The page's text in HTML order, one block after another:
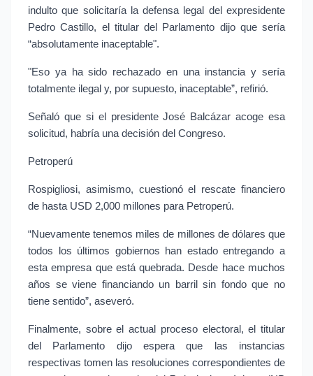
indulto que solicitaría la defensa legal del expresidente
Pedro Castillo, el titular del Parlamento dijo que sería
“absolutamente inaceptable".
"Eso ya ha sido rechazado en una instancia y sería
totalmente ilegal y, por supuesto, inaceptable”, refirió.
Señaló que si el presidente José Balcázar acoge esa
solicitud, habría una decisión del Congreso.
Petroperú
Rospigliosi, asimismo, cuestionó el rescate financiero
de hasta USD 2,000 millones para Petroperú.
“Nuevamente tenemos miles de millones de dólares que
todos los últimos gobiernos han estado entregando a
esta empresa que está quebrada. Desde hace muchos
años se viene financiando un barril sin fondo que no
tiene sentido”, aseveró.
Finalmente, sobre el actual proceso electoral, el titular
del Parlamento dijo espera que las instancias
respectivas tomen las resoluciones correspondientes de